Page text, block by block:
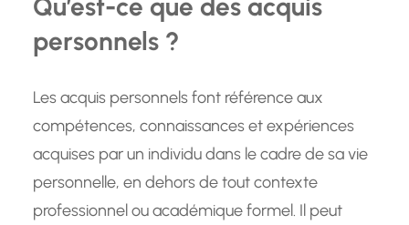
personnels ?
Les acquis personnels font référence aux
compétences, connaissances et expériences
acquises par un individu dans le cadre de sa vie
personnelle, en dehors de tout contexte
professionnel ou académique formel. Il peut